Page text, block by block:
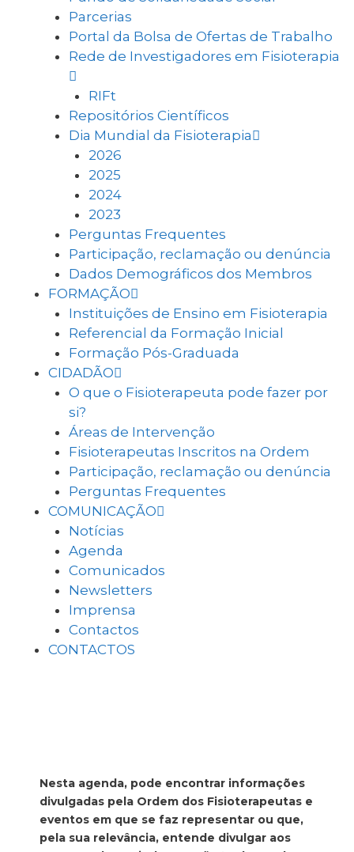
Parcerias
Portal da Bolsa de Ofertas de Trabalho
Rede de Investigadores em Fisioterapia
RIFt
Repositórios Científicos
Dia Mundial da Fisioterapia
2026
2025
2024
2023
Perguntas Frequentes
Participação, reclamação ou denúncia
Dados Demográficos dos Membros
FORMAÇÃO
Instituições de Ensino em Fisioterapia
Referencial da Formação Inicial
Formação Pós-Graduada
CIDADÃO
O que o Fisioterapeuta pode fazer por
si?
Áreas de Intervenção
Fisioterapeutas Inscritos na Ordem
Participação, reclamação ou denúncia
Perguntas Frequentes
COMUNICAÇÃO
Notícias
Agenda
Comunicados
Newsletters
Imprensa
Contactos
CONTACTOS
Nesta agenda, pode encontrar informações
divulgadas pela Ordem dos Fisioterapeutas e
eventos em que se faz representar ou que,
pela sua relevância, entende divulgar aos